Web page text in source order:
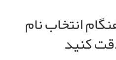
انتخاب نام
کنید